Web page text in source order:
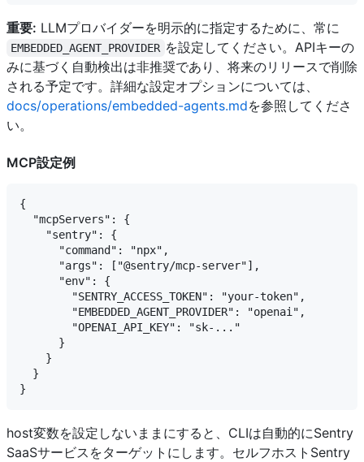
重要: LLMプロバイダーを明示的に指定するために、常に
EMBEDDED_AGENT_PROVIDER を設定してください。APIキーの
みに基づく自動検出は非推奨であり、将来のリリースで削除
される予定です。詳細な設定オプションについては、
docs/operations/embedded-agents.mdを参照してくださ
い。
MCP設定例
{
  "mcpServers": {
    "sentry": {
      "command": "npx",
      "args": ["@sentry/mcp-server"],
      "env": {
        "SENTRY_ACCESS_TOKEN": "your-token",
        "EMBEDDED_AGENT_PROVIDER": "openai",
        "OPENAI_API_KEY": "sk-..."
      }
    }
  }
host変数を設定しないままにすると、CLIは自動的にSentry
SaaSサービスをターゲットにします。セルフホストSentry